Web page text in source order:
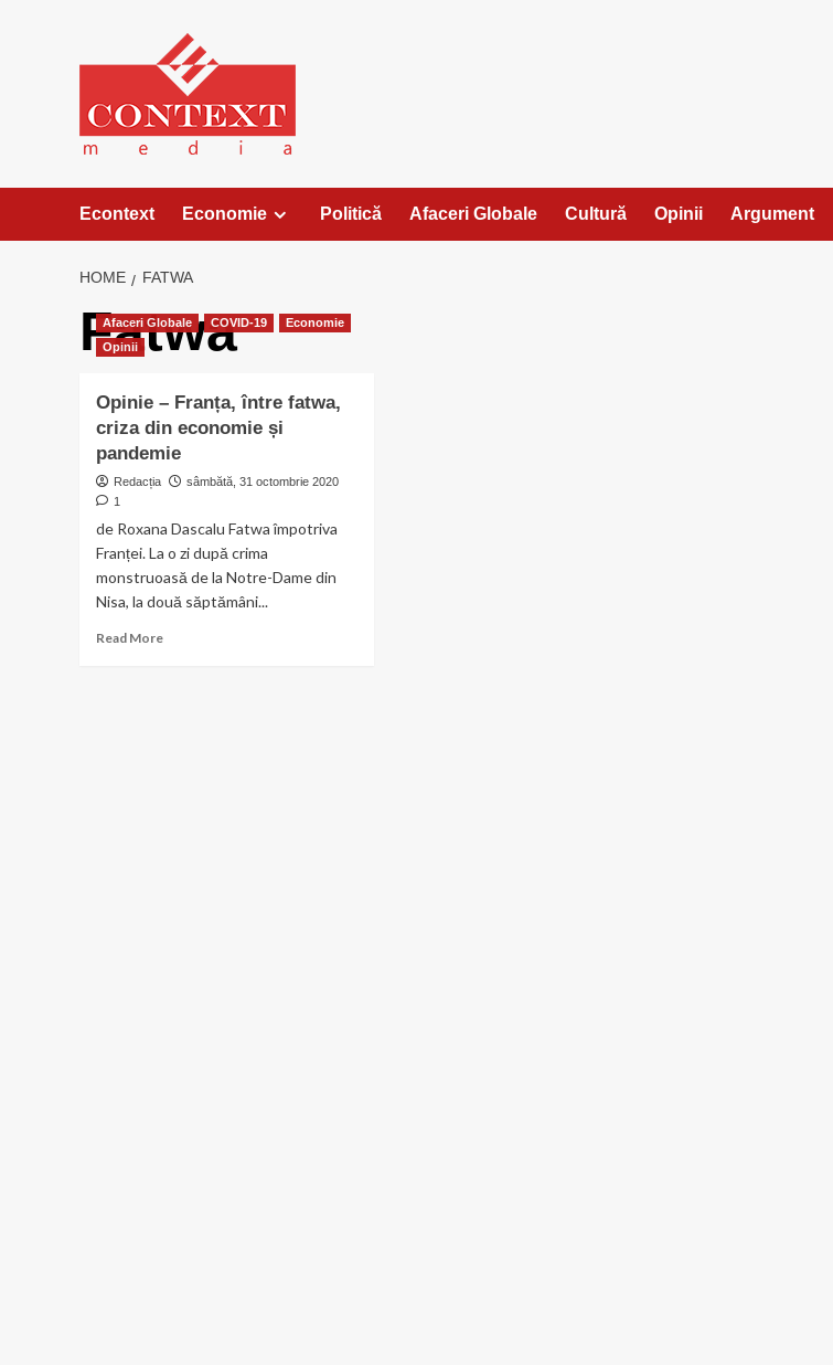
Econtext Economie Politică Afaceri Globale Cultură Opinii Argument
HOME FATWA
Fatwa
Afaceri Globale COVID-19
Economie
Opinii
Opinie – Franța, între fatwa,
criza din economie și
pandemie
Redacția
sâmbătă, 31 octombrie 2020
1
de Roxana Dascalu Fatwa împotriva
Franței. La o zi după crima
monstruoasă de la Notre-Dame din
Nisa, la două săptămâni...
Read MoreRead